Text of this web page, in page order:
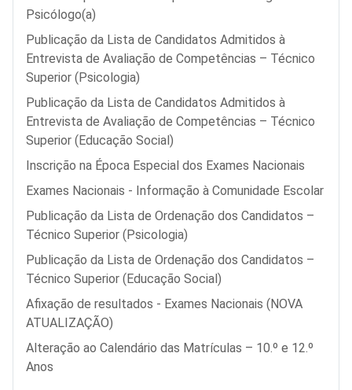
Psicólogo(a)
Publicação da Lista de Candidatos Admitidos à
Entrevista de Avaliação de Competências – Técnico
Superior (Psicologia)
Publicação da Lista de Candidatos Admitidos à
Entrevista de Avaliação de Competências – Técnico
Superior (Educação Social)
Inscrição na Época Especial dos Exames Nacionais
Exames Nacionais - Informação à Comunidade Escolar
Publicação da Lista de Ordenação dos Candidatos –
Técnico Superior (Psicologia)
Publicação da Lista de Ordenação dos Candidatos –
Técnico Superior (Educação Social)
Afixação de resultados - Exames Nacionais (NOVA
ATUALIZAÇÃO)
Alteração ao Calendário das Matrículas – 10.º e 12.º
Anos